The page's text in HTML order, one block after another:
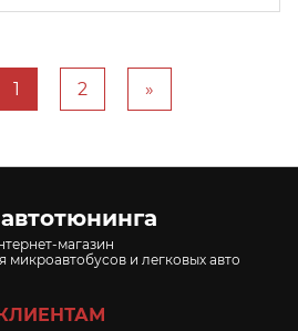
1 2 »
магазин
микроавтобусов и легковых авто